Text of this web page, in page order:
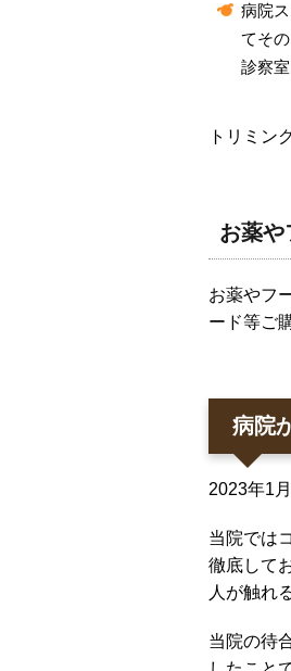
病院
てそ
診察
トリミン
お薬や
お薬やフ
ード等ご
病院
2023年1
当院では
徹底して
人が触れ
当院の待